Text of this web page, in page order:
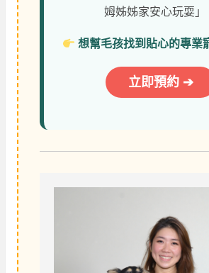
姆姊姊家安心玩耍」
想幫毛孩找到貼心的專業
立即預約 ➔